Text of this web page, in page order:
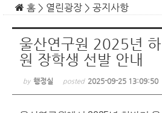
홈 > 열린광장 > 공지사항
울산연구원 2025년
원 장학생 선발 안내
by 행정실 posted 2025-09-25 13:09:50